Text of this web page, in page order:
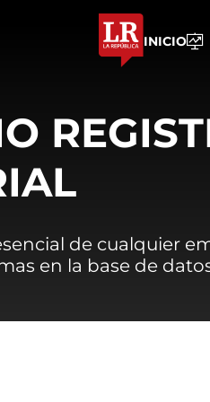
INICIO
de cualquier
en la base de